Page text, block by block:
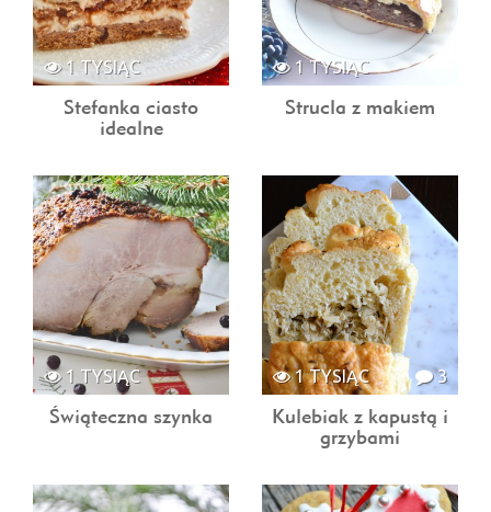
1 TYSIĄC
Stefanka ciasto
idealne
1 TYSIĄC
Strucla z makiem
1 TYSIĄC
Świąteczna szynka
3
1 TYSIĄC
Kulebiak z kapustą i
grzybami